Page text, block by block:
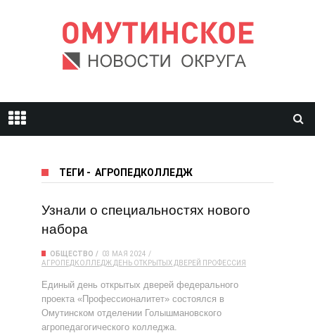
ТЕГИ - АГРОПЕДКОЛЛЕДЖ
Узнали о специальностях нового
набора
ОБЩЕСТВО
03 МАЯ 2024
АГРОПЕДКОЛЛЕДЖ ДЕНЬ ОТКРЫТЫХ ДВЕРЕЙ ПРОФЕССИЯ
Единый день открытых дверей федерального
проекта «Профессионалитет» состоялся в
Омутинском отделении Голышмановского
агропедагогического колледжа.